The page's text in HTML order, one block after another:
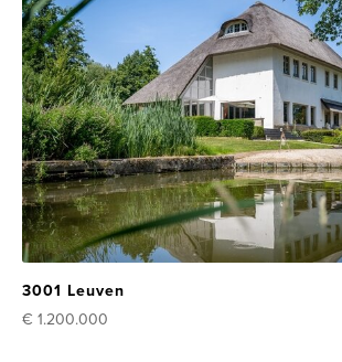
3001 Leuven
€ 1.200.000